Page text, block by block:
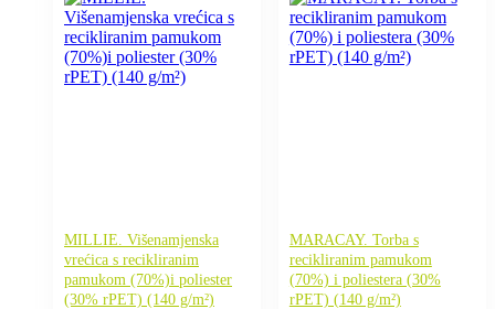
MILLIE. Višenamjenska
vrećica s recikliranim
pamukom (70%)i poliester
(30% rPET) (140 g/m²)
MARACAY. Torba s
recikliranim pamukom
(70%) i poliestera (30%
rPET) (140 g/m²)